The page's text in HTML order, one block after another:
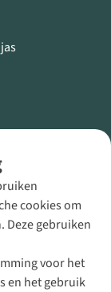
cookies om
Deze gebruiken
voor het
en het gebruik